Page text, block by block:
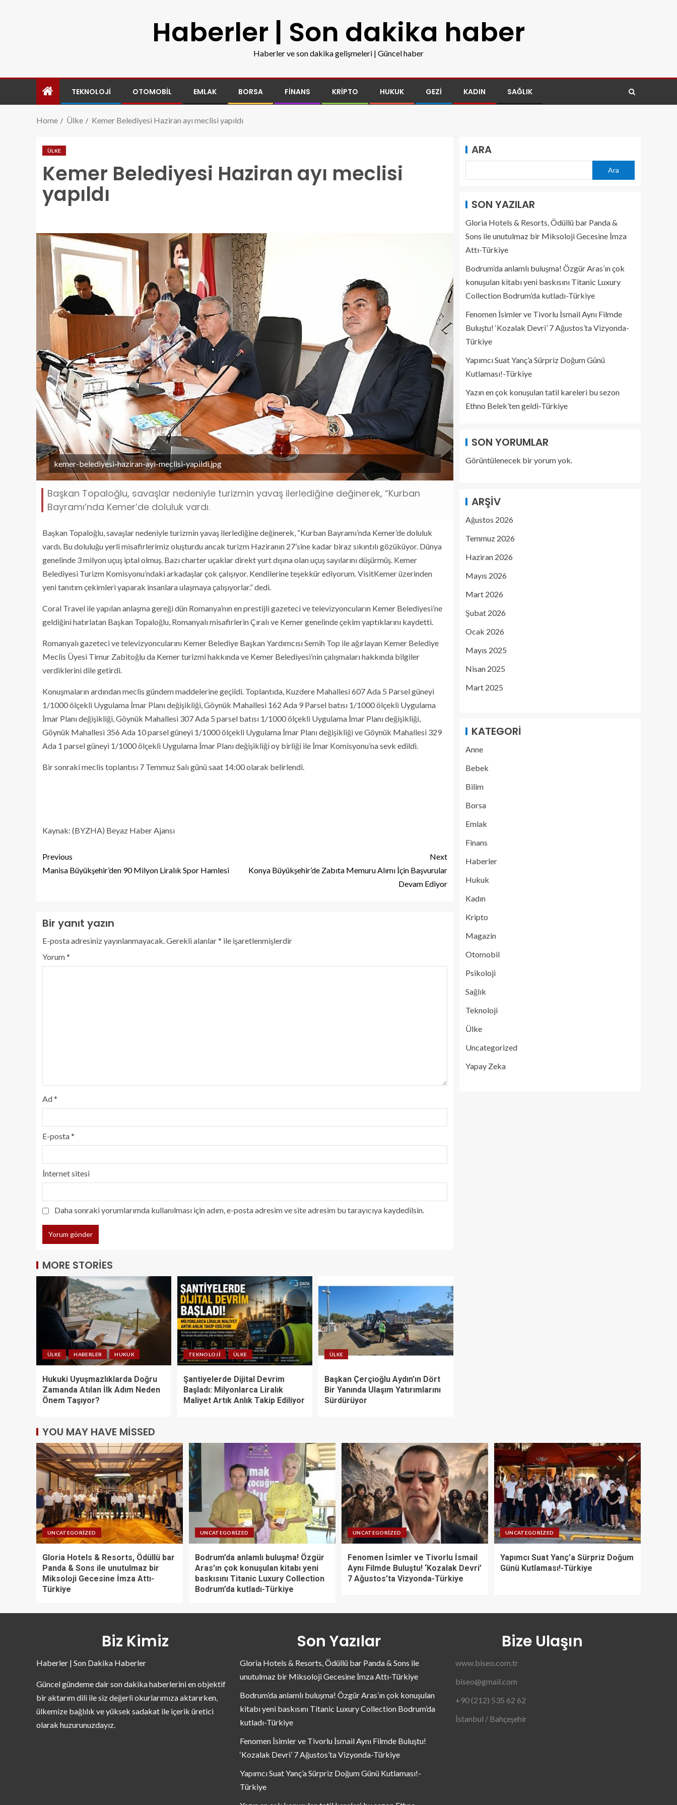
Haberler | Son dakika haber
Haberler ve son dakika gelişmeleri | Güncel haber
TEKNOLOJI OTOMOBIL EMLAK BORSA FINANS KRIPTO HUKUK GEZI KADIN SAĞLIK
Home Ülke Kemer Belediyesi Haziran ayı meclisi yapıldı
ÜLKE
Kemer Belediyesi Haziran ayı meclisi
yapıldı
kemer-belediyesi-haziran-ayi-meclisi-yapildi.jpg
Başkan Topaloğlu, savaşlar nedeniyle turizmin yavaş ilerlediğine değinerek, “Kurban
Bayramı’nda Kemer’de doluluk vardı.
Başkan Topaloğlu, savaşlar nedeniyle turizmin yavaş ilerlediğine değinerek, “Kurban Bayramı’nda Kemer’de doluluk
vardı. Bu doluluğu yerli misafirlerimiz oluşturdu ancak turizm Haziranın 27’sine kadar biraz sıkıntılı gözüküyor. Dünya
genelinde 3 milyon uçuş iptal olmuş. Bazı charter uçaklar direkt yurt dışına olan uçuş sayılarını düşürmüş. Kemer
Belediyesi Turizm Komisyonu’ndaki arkadaşlar çok çalışıyor. Kendilerine teşekkür ediyorum. VisitKemer üzerinden
yeni tanıtım çekimleri yaparak insanlara ulaşmaya çalışıyorlar.” dedi.
Coral Travel ile yapılan anlaşma gereği dün Romanya’nın en prestijli gazeteci ve televizyoncuların Kemer Belediyesi’ne
geldiğini hatırlatan Başkan Topaloğlu, Romanyalı misafirlerin Çıralı ve Kemer genelinde çekim yaptıklarını kaydetti.
Romanyalı gazeteci ve televizyoncularını Kemer Belediye Başkan Yardımcısı Semih Top ile ağırlayan Kemer Belediye
Meclis Üyesi Timur Zabitoğlu da Kemer turizmi hakkında ve Kemer Belediyesi’nin çalışmaları hakkında bilgiler
verdiklerini dile getirdi.
Konuşmaların ardından meclis gündem maddelerine geçildi. Toplantıda, Kuzdere Mahallesi 607 Ada 5 Parsel güneyi
1/1000 ölçekli Uygulama İmar Planı değişikliği, Göynük Mahallesi 162 Ada 9 Parsel batısı 1/1000 ölçekli Uygulama
İmar Planı değişikliği, Göynük Mahallesi 307 Ada 5 parsel batısı 1/1000 ölçekli Uygulama İmar Planı değişikliği,
Göynük Mahallesi 356 Ada 10 parsel güneyi 1/1000 ölçekli Uygulama İmar Planı değişikliği ve Göynük Mahallesi 329
Ada 1 parsel güneyi 1/1000 ölçekli Uygulama İmar Planı değişikliği oy birliği ile İmar Komisyonu’na sevk edildi.
Bir sonraki meclis toplantısı 7 Temmuz Salı günü saat 14:00 olarak belirlendi.
Kaynak: (BYZHA) Beyaz Haber Ajansı
Previous
Manisa Büyükşehir’den 90 Milyon Liralık Spor Hamlesi
Next
Konya Büyükşehir’de Zabıta Memuru Alımı İçin Başvurular
Devam Ediyor
Bir yanıt yazın
E-posta adresiniz yayınlanmayacak.Gerekli alanlar* ile işaretlenmişlerdir
Yorum*
Ad*
E-posta*
İnternet sitesi
Daha sonraki yorumlarımda kullanılması için adım, e-posta adresim ve site adresim bu tarayıcıya kaydedilsin.
MORE STORIES
ÜLKE HABERLER HUKUK
Hukuki Uyuşmazlıklarda Doğru
Zamanda Atılan İlk Adım Neden
Önem Taşıyor?
TEKNOLOJI ÜLKE
Şantiyelerde Dijital Devrim
Başladı: Milyonlarca Liralık
Maliyet Artık Anlık Takip Ediliyor
ÜLKE
Başkan Çerçioğlu Aydın’ın Dört
Bir Yanında Ulaşım Yatırımlarını
Sürdürüyor
ARA
Ara
SON YAZILAR
Gloria Hotels & Resorts, Ödüllü bar Panda &
Sons ile unutulmaz bir Miksoloji Gecesine İmza
Attı-Türkiye
Bodrum’da anlamlı buluşma! Özgür Aras’ın çok
konuşulan kitabı yeni baskısını Titanic Luxury
Collection Bodrum’da kutladı-Türkiye
Fenomen İsimler ve Tivorlu İsmail Aynı Filmde
Buluştu! ‘Kozalak Devri’ 7 Ağustos’ta Vizyonda-
Türkiye
Yapımcı Suat Yanç’a Sürpriz Doğum Günü
Kutlaması!-Türkiye
Yazın en çok konuşulan tatil kareleri bu sezon
Ethno Belek’ten geldi-Türkiye
SON YORUMLAR
Görüntülenecek bir yorum yok.
ARŞIV
Ağustos 2026
Temmuz 2026
Haziran 2026
Mayıs 2026
Mart 2026
Şubat 2026
Ocak 2026
Mayıs 2025
Nisan 2025
Mart 2025
KATEGORI
Anne
Bebek
Bilim
Borsa
Emlak
Finans
Haberler
Hukuk
Kadın
Kripto
Magazin
Otomobil
Psikoloji
Sağlık
Teknoloji
Ülke
Uncategorized
Yapay Zeka
YOU MAY HAVE MISSED
UNCATEGORIZED
Gloria Hotels & Resorts, Ödüllü bar
Panda & Sons ile unutulmaz bir
Miksoloji Gecesine İmza Attı-
Türkiye
UNCATEGORIZED
Bodrum’da anlamlı buluşma! Özgür
Aras’ın çok konuşulan kitabı yeni
baskısını Titanic Luxury Collection
Bodrum’da kutladı-Türkiye
UNCATEGORIZED
Fenomen İsimler ve Tivorlu İsmail
Aynı Filmde Buluştu! ‘Kozalak Devri’
7 Ağustos’ta Vizyonda-Türkiye
UNCATEGORIZED
Yapımcı Suat Yanç’a Sürpriz Doğum
Günü Kutlaması!-Türkiye
Biz Kimiz
Haberler | Son Dakika Haberler
Güncel gündeme dair son dakika haberlerini en objektif
bir aktarım dili ile siz değerli okurlarımıza aktarırken,
ülkemize bağlılık ve yüksek sadakat ile içerik üretici
olarak huzurunuzdayız.
Son Yazılar
Gloria Hotels & Resorts, Ödüllü bar Panda & Sons ile
unutulmaz bir Miksoloji Gecesine İmza Attı-Türkiye
Bodrum’da anlamlı buluşma! Özgür Aras’ın çok konuşulan
kitabı yeni baskısını Titanic Luxury Collection Bodrum’da
kutladı-Türkiye
Fenomen İsimler ve Tivorlu İsmail Aynı Filmde Buluştu!
‘Kozalak Devri’ 7 Ağustos’ta Vizyonda-Türkiye
Yapımcı Suat Yanç’a Sürpriz Doğum Günü Kutlaması!-
Türkiye
Bize Ulaşın
www.biseo.com.tr
biseo@gmail.com
+90 (212) 535 62 62
İstanbul / Bahçeşehir